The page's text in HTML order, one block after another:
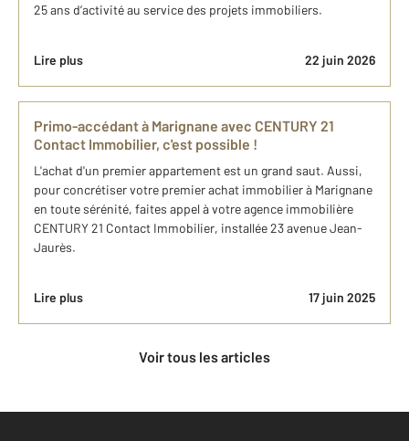
25 ans d’activité au service des projets immobiliers.
Lire plus 22 juin 2026
Primo-accédant à Marignane avec CENTURY 21
Contact Immobilier, c'est possible !
L'achat d'un premier appartement est un grand saut. Aussi,
pour concrétiser votre premier achat immobilier à Marignane
en toute sérénité, faites appel à votre agence immobilière
CENTURY 21 Contact Immobilier, installée 23 avenue Jean-
Jaurès.
Lire plus 17 juin 2025
Voir tous les articles